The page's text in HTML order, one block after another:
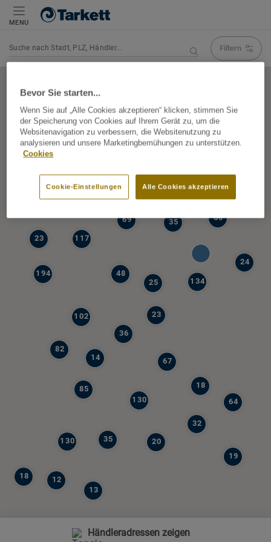
MENU
Filtern
85
194
77
117
130
39
64
67
82
36
130
69
134
23
35
35
102
19
23
48
14
60
12
18
32
13
20
24
25
18
Händleradressen zeigen
Bevor Sie starten...
Wenn Sie auf „Alle Cookies akzeptieren“ klicken, stimmen Sie
der Speicherung von Cookies auf Ihrem Gerät zu, um die
Websitenavigation zu verbessern, die Websitenutzung zu
analysieren und unsere Marketingbemühungen zu unterstützen.
Cookies
Alle Cookies akzeptieren
Cookie-Einstellungen